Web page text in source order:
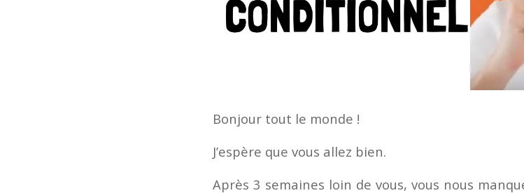
Bonjour tout le monde !
J’espère que vous allez bien.
Après 3 semaines loin de vous, vous nous